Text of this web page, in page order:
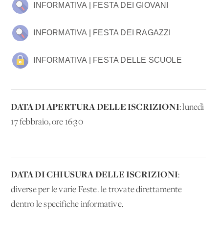
INFORMATIVA | FESTA DEI GIOVANI
INFORMATIVA | FESTA DEI RAGAZZI
INFORMATIVA | FESTA DELLE SCUOLE
DATA DI APERTURA DELLE ISCRIZIONI: lunedì
17 febbraio, ore 16:30
DATA DI CHIUSURA DELLE ISCRIZIONI:
diverse per le varie Feste. le trovate direttamente
dentro le specifiche informative.